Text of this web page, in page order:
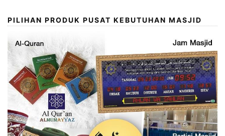
PILIHAN PRODUK PUSAT KEBUTUHAN MASJID